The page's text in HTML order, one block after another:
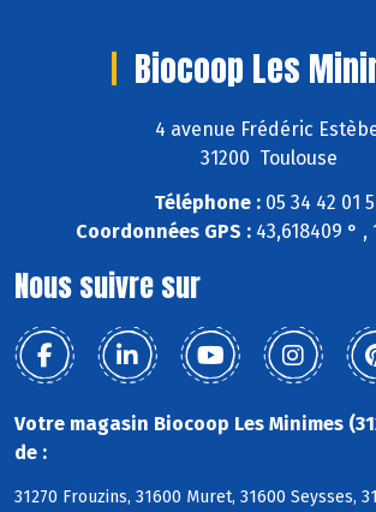
Biocoop Les
4 avenue Frédéric
31200 Toulouse
Téléphone :05 34 42 01
Coordonnées GPS : 43,618409 ° ,
Nous suivre sur
Votre magasin Biocoop Les Minimes
de :
31270 Frouzins, 31600 Muret, 31600 Seysses,